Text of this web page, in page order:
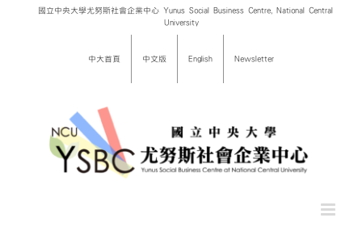
國立中央大學尤努斯社會企業中心 Yunus Social Business Centre, National Central
University
中大首頁 中文版 English Newsletter